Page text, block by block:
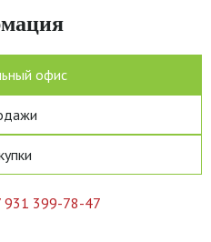
офис
931 399-78-47